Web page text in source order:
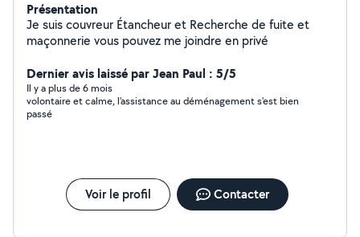
Présentation
Je suis couvreur Étancheur et Recherche de fuite et
maçonnerie vous pouvez me joindre en privé
Dernier avis laissé par Jean Paul : 5/5
Il y a plus de 6 mois
volontaire et calme, l'assistance au déménagement s'est bien
passé
Voir le profil Contacter